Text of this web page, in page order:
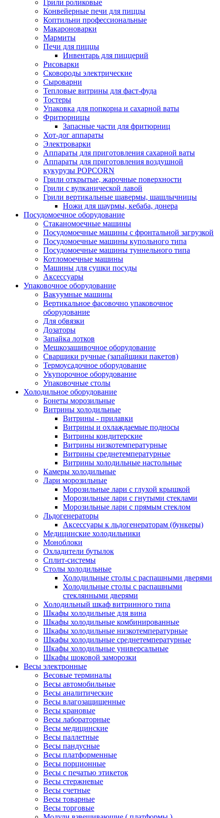
Грили роликовые
Конвейерные печи для пиццы
Коптильни профессиональные
Макароноварки
Мармиты
Печи для пиццы
Инвентарь для пиццерий
Рисоварки
Сковороды электрические
Сыроварни
Тепловые витрины для фаст-фуда
Тостеры
Упаковка для попкорна и сахарной ваты
Фритюрницы
Запасные части для фритюрниц
Хот-дог аппараты
Электроварки
Аппараты для приготовления сахарной ваты
Аппараты для приготовления воздушной
кукурузы POPCORN
Грили открытые, жарочные поверхности
Грили с вулканической лавой
Грили вертикальные шавермы, шашлычницы
Ножи для шаурмы, кебаба, донера
Посудомоечное оборудование
Стаканомоечные машины
Посудомоечные машины с фронтальной загрузкой
Посудомоечные машины купольного типа
Посудомоечные машины туннельного типа
Котломоечные машины
Машины для сушки посуды
Аксессуары
Упаковочное оборудование
Вакуумные машины
Вертикальное фасовочно упаковочное
оборудование
Для обвязки
Дозаторы
Запайка лотков
Мешкозашивочное оборудование
Сварщики ручные (запайщики пакетов)
Термоусадочное оборудование
Укупорочное оборудование
Упаковочные столы
Холодильное оборудование
Бонеты морозильные
Витрины холодильные
Витрины - прилавки
Витрины и охлаждаемые подносы
Витрины кондитерские
Витрины низкотемпературные
Витрины среднетемпературные
Витрины холодильные настольные
Камеры холодильные
Лари морозильные
Морозильные лари с глухой крышкой
Морозильные лари с гнутыми стеклами
Морозильные лари с прямым стеклом
Льдогенераторы
Аксессуары к льдогенераторам (бункеры)
Медицинские холодильники
Моноблоки
Охладители бутылок
Сплит-системы
Столы холодильные
Холодильные столы с распашными дверями
Холодильные столы с распашными
стеклянными дверями
Холодильный шкаф витринного типа
Шкафы холодильные для вина
Шкафы холодильные комбинированные
Шкафы холодильные низкотемпературные
Шкафы холодильные среднетемпературные
Шкафы холодильные универсальные
Шкафы шоковой заморозки
Весы электронные
Весовые терминалы
Весы автомобильные
Весы аналитические
Весы влагозащищенные
Весы крановые
Весы лабораторные
Весы медицинские
Весы паллетные
Весы пандусные
Весы платформенные
Весы порционные
Весы с печатью этикеток
Весы стержневые
Весы счетные
Весы товарные
Весы торговые